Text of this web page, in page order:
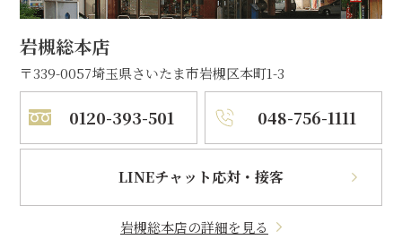
岩槻総本店
〒339-0057埼玉県さいたま市岩槻区本町1-3
0120-393-501 048-756-1111
LINEチャット応対・接客
岩槻総本店の詳細を見る